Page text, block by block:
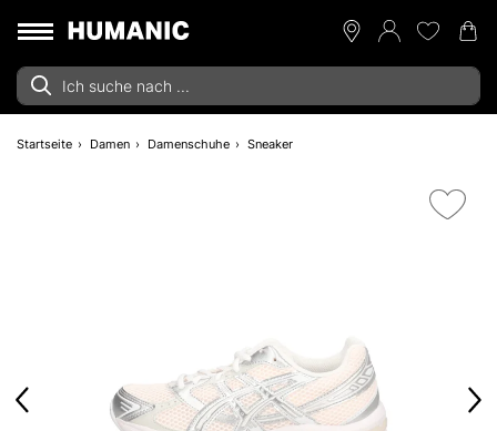
Startseite Damen Damenschuhe Sneaker